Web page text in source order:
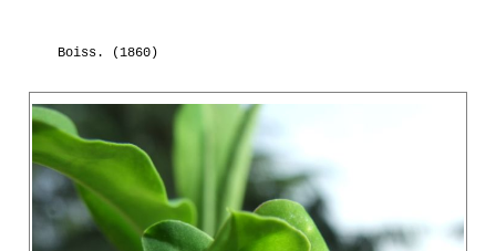
Boiss. (1860)